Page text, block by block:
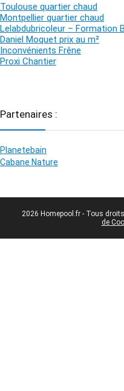
Toulouse quartier chaud
Montpellier quartier chaud
Lelabdubricoleur – Formation
Daniel Moquet prix au m²
Inconvénients Frêne
Proxi Chantier
Partenaires :
Planetebain
Cabane Nature
2026 Homepool.fr - Tous
de